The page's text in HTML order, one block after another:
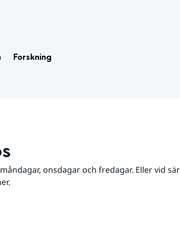
Forskning
onsdagar och fredagar. Eller vid